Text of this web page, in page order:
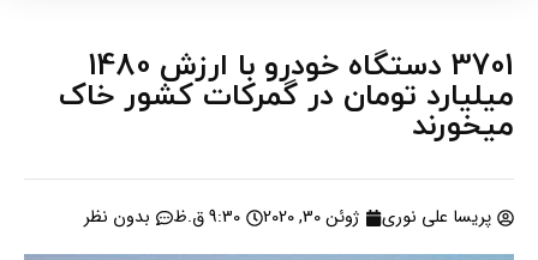
3701 دستگاه خودرو با ارزش 1480
میلیارد تومان در گمرکات کشور خاک
میخورند
پریسا علی نوری ژوئن 30, 2020 9:30 ق.ظ بدون نظر